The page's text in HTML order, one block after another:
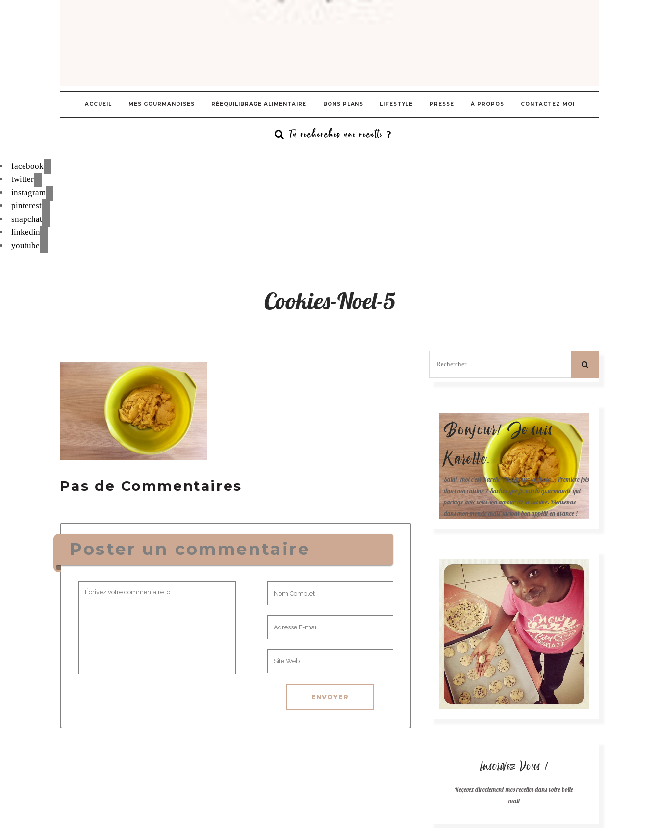
ACCUEIL MES GOURMANDISES RÉEQUILIBRAGE ALIMENTAIRE BONS PLANS LIFESTYLE PRESSE À PROPOS CONTACTEZ MOI
facebook
twitter
instagram
pinterest
snapchat
linkedin
youtube
Cookies-Noel-5
Pas de Commentaires
Poster un commentaire
Bonjour! Je suis
Karelle.
Salut, moi c'est Karelle (la fille sur la photo ). Première fois
dans ma cuisine ? Sachez que je suis la gourmande qui
partage avec vous son amour de la cuisine. Bienvenue
dans mon monde mais surtout bon appétit en avance !
Inscrivez Vous !
Reçevez directement mes recettes dans votre boîte
mail